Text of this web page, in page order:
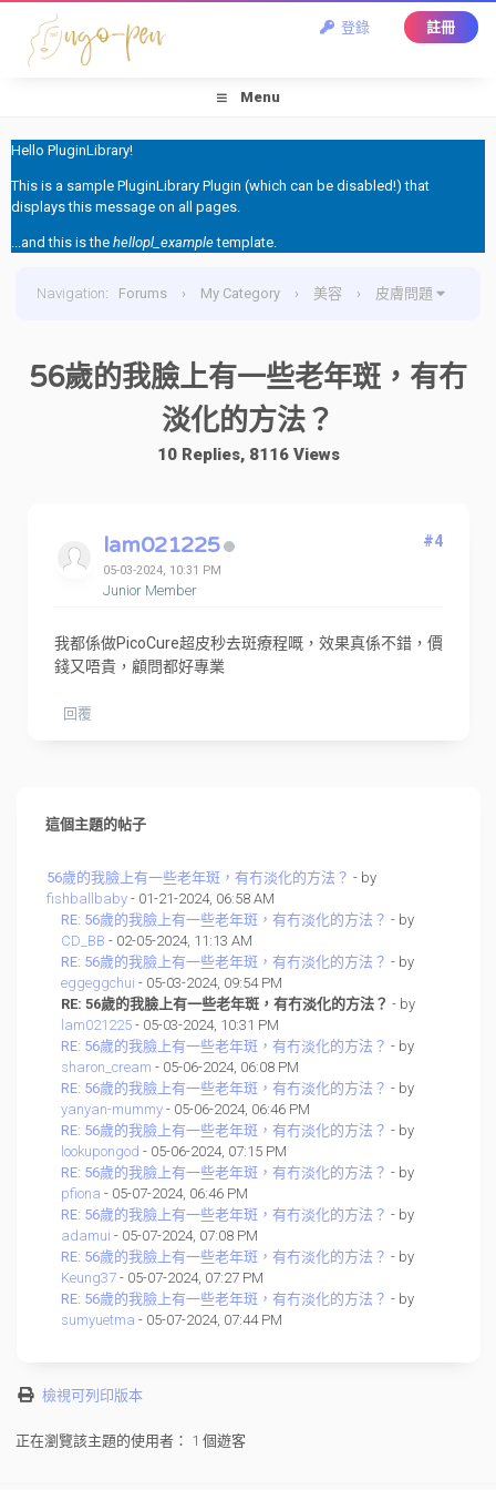
登錄 註冊
Menu
Hello PluginLibrary!
This is a sample PluginLibrary Plugin (which can be disabled!) that
displays this message on all pages.
...and this is the hellopl_exampletemplate.
Navigation: Forums › My Category › 美容 › 皮膚問題
56歲的我臉上有一些老年斑，有冇
淡化的方法？
10 Replies, 8116 Views
lam021225
05-03-2024, 10:31 PM
Junior Member
#4
我都係做PicoCure超皮秒去斑療程嘅，效果真係不錯，價
錢又唔貴，顧問都好專業
回覆
這個主題的帖子
56歲的我臉上有一些老年斑，有冇淡化的方法？ - by
fishballbaby - 01-21-2024, 06:58 AM
RE: 56歲的我臉上有一些老年斑，有冇淡化的方法？ - by
CD_BB - 02-05-2024, 11:13 AM
RE: 56歲的我臉上有一些老年斑，有冇淡化的方法？ - by
eggeggchui - 05-03-2024, 09:54 PM
RE: 56歲的我臉上有一些老年斑，有冇淡化的方法？ - by
lam021225 - 05-03-2024, 10:31 PM
RE: 56歲的我臉上有一些老年斑，有冇淡化的方法？ - by
sharon_cream - 05-06-2024, 06:08 PM
RE: 56歲的我臉上有一些老年斑，有冇淡化的方法？ - by
yanyan-mummy - 05-06-2024, 06:46 PM
RE: 56歲的我臉上有一些老年斑，有冇淡化的方法？ - by
lookupongod - 05-06-2024, 07:15 PM
RE: 56歲的我臉上有一些老年斑，有冇淡化的方法？ - by
pfiona - 05-07-2024, 06:46 PM
RE: 56歲的我臉上有一些老年斑，有冇淡化的方法？ - by
adamui - 05-07-2024, 07:08 PM
RE: 56歲的我臉上有一些老年斑，有冇淡化的方法？ - by
Keung37 - 05-07-2024, 07:27 PM
RE: 56歲的我臉上有一些老年斑，有冇淡化的方法？ - by
sumyuetma - 05-07-2024, 07:44 PM
檢視可列印版本
正在瀏覽該主題的使用者： 1 個遊客